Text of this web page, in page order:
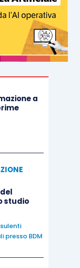
a
studio
presso BDM